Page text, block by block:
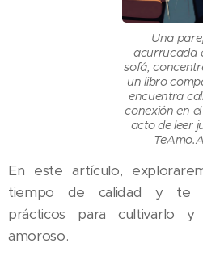
Una
acurrucada
sofá,
un libro
encuentra
conexión en
acto de leer
En este artículo,
tiempo de calidad y te
prácticos para cultivarlo
amoroso.